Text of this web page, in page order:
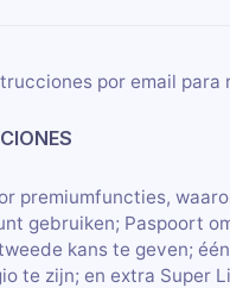
por email
premiumfuncties,
gebruiken; Paspoort
kans te geven;
te zijn; en extra Super